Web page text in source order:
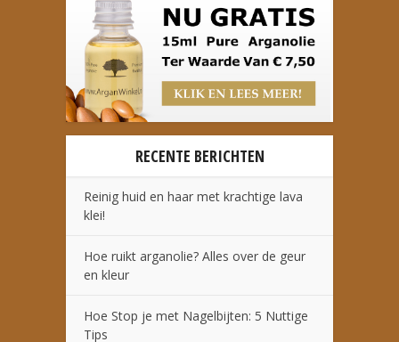
RECENTE BERICHTEN
Reinig huid en haar met krachtige lava
klei!
Hoe ruikt arganolie? Alles over de geur
en kleur
Hoe Stop je met Nagelbijten: 5 Nuttige
Tips